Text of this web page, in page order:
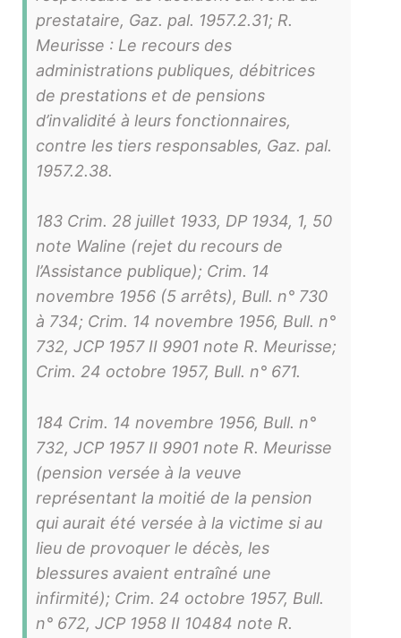
prestataire, Gaz. pal. 1957.2.31; R.
Meurisse : Le recours des
administrations publiques, débitrices
de prestations et de pensions
d’invalidité à leurs fonctionnaires,
contre les tiers responsables, Gaz. pal.
1957.2.38.
183 Crim. 28 juillet 1933, DP 1934, 1, 50
note Waline (rejet du recours de
l’Assistance publique); Crim. 14
novembre 1956 (5 arrêts), Bull. n° 730
à 734; Crim. 14 novembre 1956, Bull. n°
732, JCP 1957 II 9901 note R. Meurisse;
Crim. 24 octobre 1957, Bull. n° 671.
184 Crim. 14 novembre 1956, Bull. n°
732, JCP 1957 II 9901 note R. Meurisse
(pension versée à la veuve
représentant la moitié de la pension
qui aurait été versée à la victime si au
lieu de provoquer le décès, les
blessures avaient entraîné une
infirmité); Crim. 24 octobre 1957, Bull.
n° 672, JCP 1958 II 10484 note R.